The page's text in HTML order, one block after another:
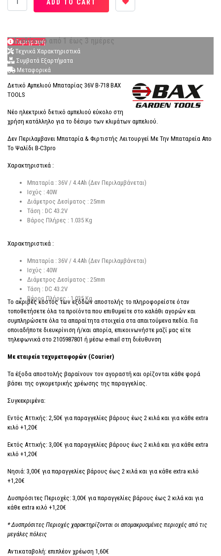
Διαθέσιμο από 1 έως 3 ημέρες
Περιγραφή
Τεχνικά Χαρακτηριστικά
Συμβατά Εξαρτήματα
Μεταφορικά
Δετικό Αμπελιού Μπαταρίας 36V B-718 BAX
TOOLS
Νέο ηλεκτρικό δετικό αμπελιού εύκολο στη
χρήση κατάλληλο για το δέσιμο των κλιμάτων αμπελιού.
Δεν Περιλαμβανει Μπαταρία & Φιρτιστής Λειτουργεί Με Την Μπαταρεία Απο
Το Ψαλίδι B-C3pro
Χαρακτηριστικά :
Μπαταρία : 36V / 4.4Ah (Δεν Περιλαμβάνεται)
Ισχύς : 40W
Διάμετρος Δεσίματος : 25mm
Τάση : DC 43.2V
Βάρος Πλήρες : 1.035 Kg
Χαρακτηριστικά :
Μπαταρία : 36V / 4.4Ah (Δεν Περιλαμβάνεται)
Ισχύς : 40W
Διάμετρος Δεσίματος : 25mm
Τάση : DC 43.2V
Βάρος Πλήρες : 1.035 Kg
Το ακριβές κόστος των εξόδων αποστολής το πληροφορείστε όταν
τοποθετήσετε όλα τα προϊόντα που επιθυμείτε στο καλάθι αγορών και
συμπληρώσετε όλα τα απαραίτητα στοιχεία στα απαιτούμενα πεδία. Για
οποιαδήποτε διευκρίνιση ή/και απορία, επικοινωνήστε μαζί μας είτε
τηλεφωνικά στο 2105987801 ή μέσω e-mail στη διέυθυνση
Με εταιρεία ταχυμεταφορών (Courier)
Τα έξοδα αποστολής βαραίνουν τον αγοραστή και ορίζονται κάθε φορά
βάσει της ογκομετρικής χρέωσης της παραγγελίας.
Συγκεκριμένα:
Εντός Αττικής: 2,50€ για παραγγελίες βάρους έως 2 κιλά και για κάθε extra
κιλό +1,20€
Εκτός Αττικής: 3,00€ για παραγγελίες βάρους έως 2 κιλά και για κάθε extra
κιλό +1,20€
Νησιά: 3,00€ για παραγγελίες βάρους έως 2 κιλά και για κάθε extra κιλό
+1,20€
Δυσπρόσιτες Περιοχές: 3,00€ για παραγγελίες βάρους έως 2 κιλά και για
κάθε extra κιλό +1,20€
* Δυσπρόσιτες Περιοχές χαρακτηρίζονται οι απομακρυσμένες περιοχές από τις
μεγάλες πόλεις
Αντικαταβολή: επιπλέον χρέωση 1,60€